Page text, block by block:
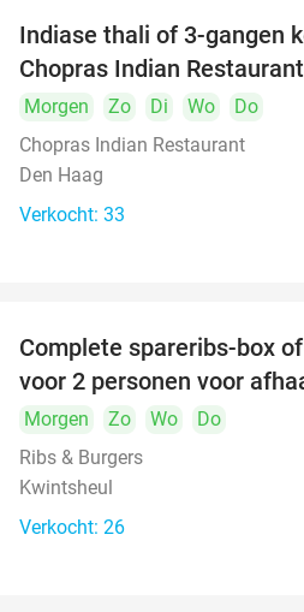
food
Indiase thali of 3-gangen
Chopras Indian Restaurant
Morgen Zo Di Wo
Do
Chopras Indian Restaurant
Den Haag
Verkocht: 33
Complete spareribs-box
voor 2 personen voor
Morgen Zo Wo
Do
Ribs & Burgers
Kwintsheul
Verkocht: 26